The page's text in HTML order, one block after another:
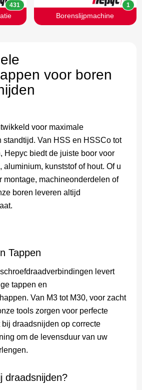
voor boren
voor maximale
standtijd. Van HSS en HSSCo tot
Hepyc biedt de juiste boor voor
aluminium, kunststof of hout. Of u
montage, machineonderdelen of
boren leveren altijd
Tappen
levert
tappen en
Van M3 tot M30, voor zacht
tools zorgen voor perfecte
draadsnijden op correcte
om de levensduur van uw
draadsnijden?
431
Borenslijpmachine
1